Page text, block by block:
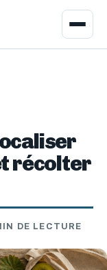
récolter
DE LECTURE